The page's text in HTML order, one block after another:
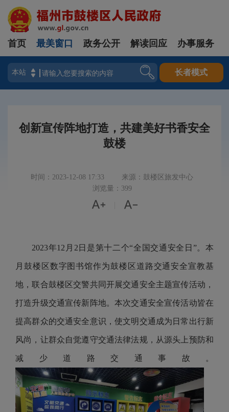
登录
首页 最美窗口 政务公开 解读回应 办事服务
长者模式
创新宣传阵地打造，共建美好书香安全
鼓楼
时间：2023-12-08 17:33
来源：鼓楼区旅发中心
浏览量：399
 
2023年12月2日是第十二个“全国交通安全日”。本
月鼓楼区数字图书馆作为鼓楼区道路交通安全宣教基
地，联合鼓楼区交警共同开展交通安全主题宣传活动，
打造升级交通宣传新阵地。本次交通安全宣传活动皆在
提高群众的交通安全意识，使文明交通成为日常出行新
风尚，让群众自觉遵守交通法律法规，从源头上预防和
减少道路交通事故。